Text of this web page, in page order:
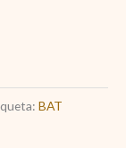
BAT